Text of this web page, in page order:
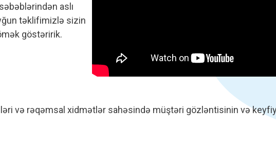
aslı
təklifimizlə sizin
göstəririk.
və rəqəmsal xidmətlər sahəsində müştəri gözləntisinin və